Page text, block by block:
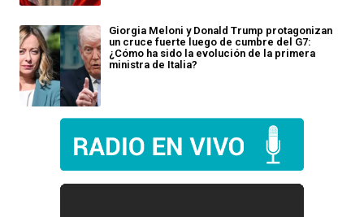
Giorgia Meloni y Donald Trump protagonizan
un cruce fuerte luego de cumbre del G7:
¿Cómo ha sido la evolución de la primera
ministra de Italia?